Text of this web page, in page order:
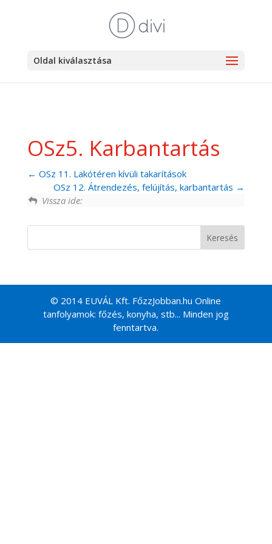
Oldal kiválasztása
OSz5. Karbantartás
OSz 11. Lakótéren kívüli takarítások
OSz 12. Átrendezés, felújítás, karbantartás
Vissza ide:
© 2014 EUVÁL Kft. FőzzJobban.hu Online
tanfolyamok: főzés, konyha, stb... Minden jog
fenntartva.